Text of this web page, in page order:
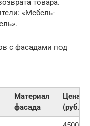
товара.
«Мебель-
с фасадами под
Материал
фасада
Цена
(руб.)